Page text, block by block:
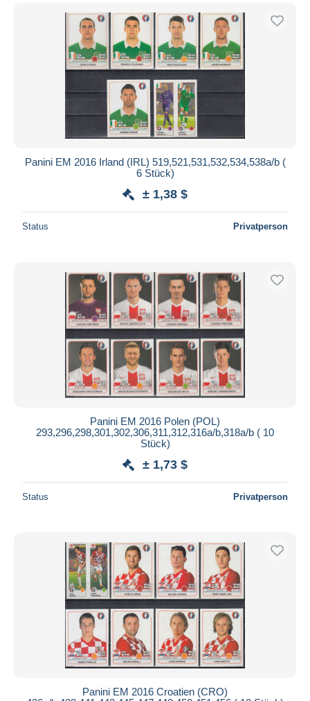
Panini EM 2016 Irland (IRL) 519,521,531,532,534,538a/b (
6 Stück)
± 1,38 $
Status Privatperson
Panini EM 2016 Polen (POL)
293,296,298,301,302,306,311,312,316a/b,318a/b ( 10
Stück)
± 1,73 $
Status Privatperson
Panini EM 2016 Croatien (CRO)